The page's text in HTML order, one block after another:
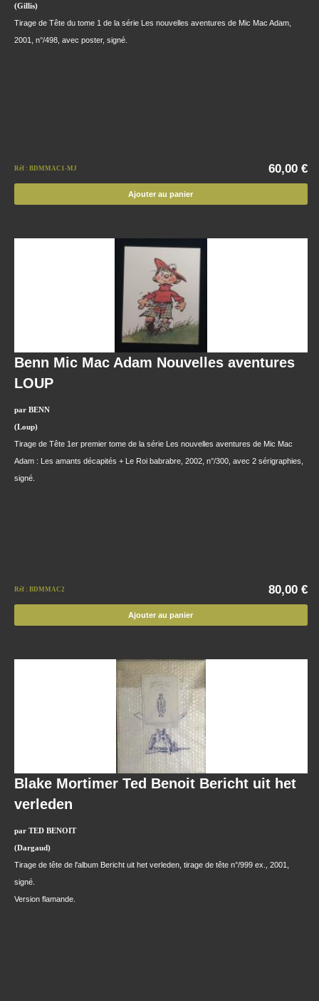
(Gillis)
Tirage de Tête du tome 1 de la série Les nouvelles aventures de Mic Mac Adam,
2001, n°/498, avec poster, signé.
Réf : BDMMAC1-MJ 60,00 €
Ajouter au panier
Benn Mic Mac Adam Nouvelles aventures
LOUP
par BENN
(Loup)
Tirage de Tête 1er premier tome de la série Les nouvelles aventures de Mic Mac
Adam : Les amants décapités + Le Roi babrabre, 2002, n°/300, avec 2 sérigraphies,
signé.
Réf : BDMMAC2 80,00 €
Ajouter au panier
Blake Mortimer Ted Benoit Bericht uit het
verleden
par TED BENOIT
(Dargaud)
Tirage de tête de l'album Bericht uit het verleden, tirage de tête n°/999 ex., 2001,
signé.
Version flamande.